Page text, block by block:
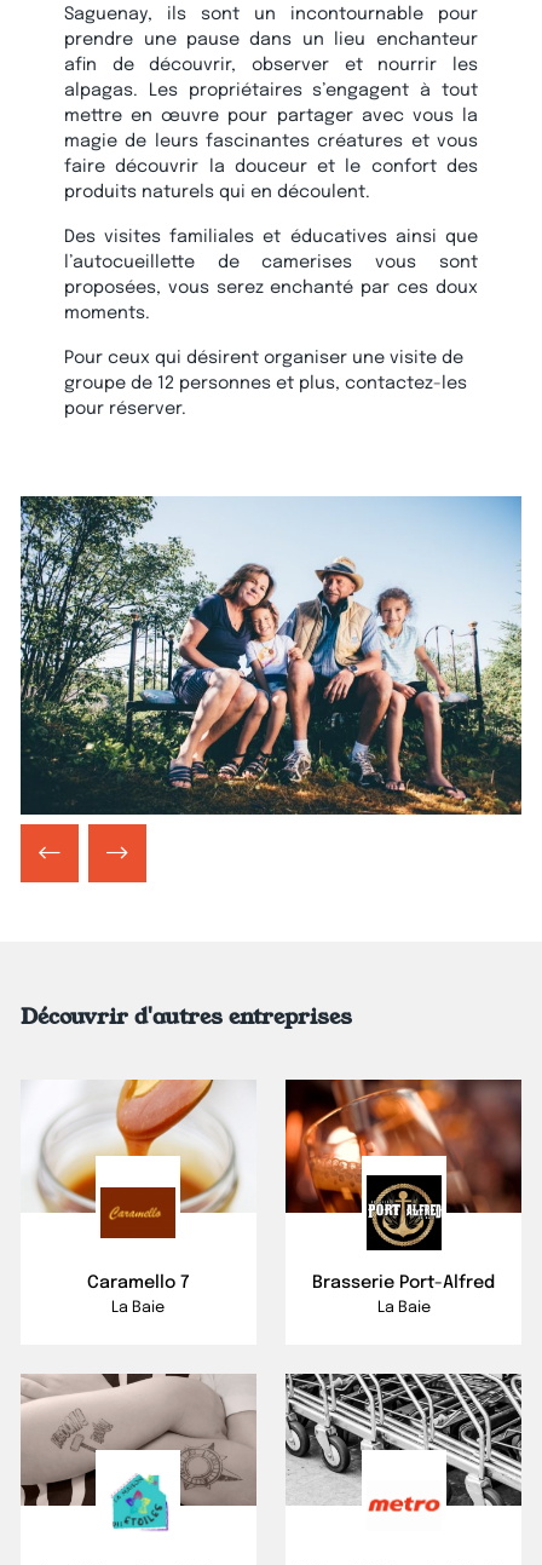
Saguenay, ils sont un incontournable pour
prendre une pause dans un lieu enchanteur
afin de découvrir, observer et nourrir les
alpagas. Les propriétaires s’engagent à tout
mettre en œuvre pour partager avec vous la
magie de leurs fascinantes créatures et vous
faire découvrir la douceur et le confort des
produits naturels qui en découlent.
Des visites familiales et éducatives ainsi que
l’autocueillette de camerises vous sont
proposées, vous serez enchanté par ces doux
moments.
Pour ceux qui désirent organiser une visite de
groupe de 12 personnes et plus, contactez-les
pour réserver.
Découvrir d'autres entreprises
Caramello 7
La Baie
Brasserie Port-Alfred
La Baie